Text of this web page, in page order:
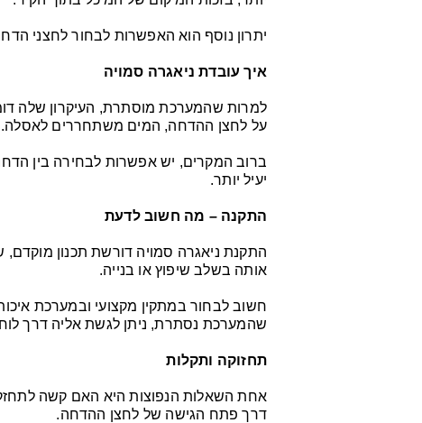
יתרון נוסף הוא האפשרות לבחור לחצני
איך עובדת ניאגרה סמויה
למרות שהמערכת מוסתרת, העיקרון שלה
על לחצן ההדחה, המים משתחררים לאסלה.
ברוב המקרים, יש אפשרות לבחירה בין
יעיל יותר.
התקנה – מה חשוב לדעת
התקנת ניאגרה סמויה דורשת תכנון
אותה בשלב שיפוץ או בנייה.
חשוב לבחור במתקין מקצועי ובמערכת
שהמערכת נסתרת, ניתן לגשת אליה דרך
תחזוקה ותקלות
אחת השאלות הנפוצות היא האם קשה לתחזק
דרך פתח הגישה של לחצן ההדחה.